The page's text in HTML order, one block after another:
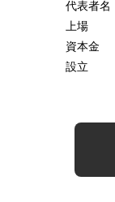
代表者名
上場
資本金
設立